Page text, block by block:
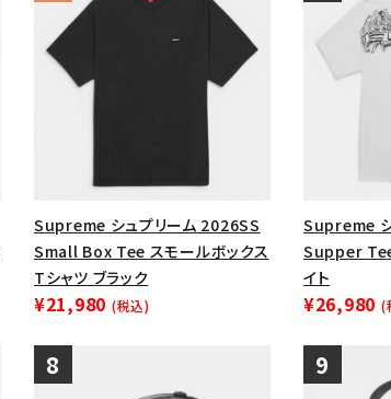
Supreme シュプリーム 2026SS
Small Box Tee スモールボックス
Tシャツ ブラック
¥21,980 (税込)
Supreme
Supper
イト
¥26,980 (